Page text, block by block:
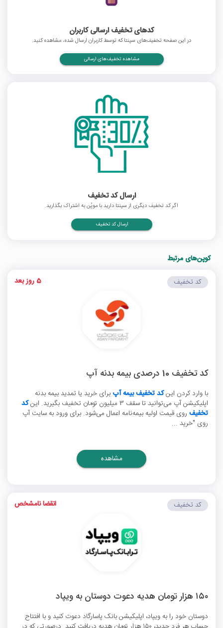
کدهای تخفیف ارسالی کاربران
در این صفحه تخفیف‌های سپنتا که توسط کاربران ارسال شده، مشاهده کنید.
مشاهده تخفیف‌های ارسالی
ارسال کد تخفیف
اگر کد تخفیف دیگری از سپنتا دارید با موپُن به اشتراک بگذارید.
ارسال کد تخفیف
کوپن‌های مرتبط
کد تخفیف 10 درصدی بیمه بدنه آپ
با وارد کردن اینکد تخفیف بیمه آپ برای خرید یا تمدید بیمه بدنه
اپلیکیشن آپ می‌توانید تا سقف 3 میلیون تومان تخفیف بگیرید. این
کد
تخفیف روی قیمت اولیه بیمه‌نامه اعمال می‌شود. برای ورود به سایت آپ
روی "خرید ...
کد تخفیف 5 روز بعد
مشاهده
۱۵۰ هزار تومان هدیه دعوت دوستان به ویپاد
دوستان خود را به ویپاد، اپلیکیشن بانک پاسارگاد دعوت کنید و با افتتاح
کد تخفیف انقضا نامشخص